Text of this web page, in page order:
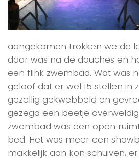
aangekomen trokken we de
daar was na de douches en
een flink zwembad. Wat was
geloof dat er wel 15 stellen in
gezellig gekwebbeld en
gezegd een beetje
zwembad was een open
bed. Het was meer een
makkelijk aan kon schuiven,